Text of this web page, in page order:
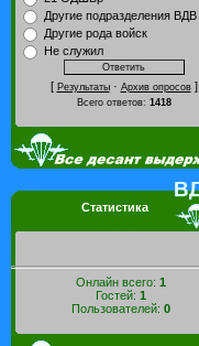
Другие подразделения ВДВ
Другие рода войск
Не служил
[ Результаты· Архив опросов]
Всего ответов: 1418
Статистика
Онлайн всего: 1
Гостей: 1
Пользователей: 0